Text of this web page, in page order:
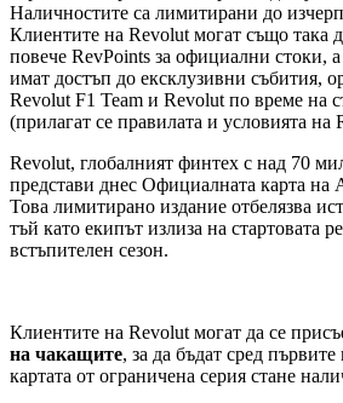
Наличностите са лимитирани до
Клиентите на Revolut могат също така
повече RevPoints за официални стоки,
имат достъп до ексклузивни събития,
Revolut F1 Team и Revolut по време на
(прилагат се правилата и условията на
Revolut, глобалният финтех с над 70
представи днес Официалната карта на
Това лимитирано издание отбелязва
тъй като екипът излиза на стартовата
встъпителен сезон.
Клиентите на Revolut могат да се
на чакащите, за да бъдат сред
картата от ограничена серия стане